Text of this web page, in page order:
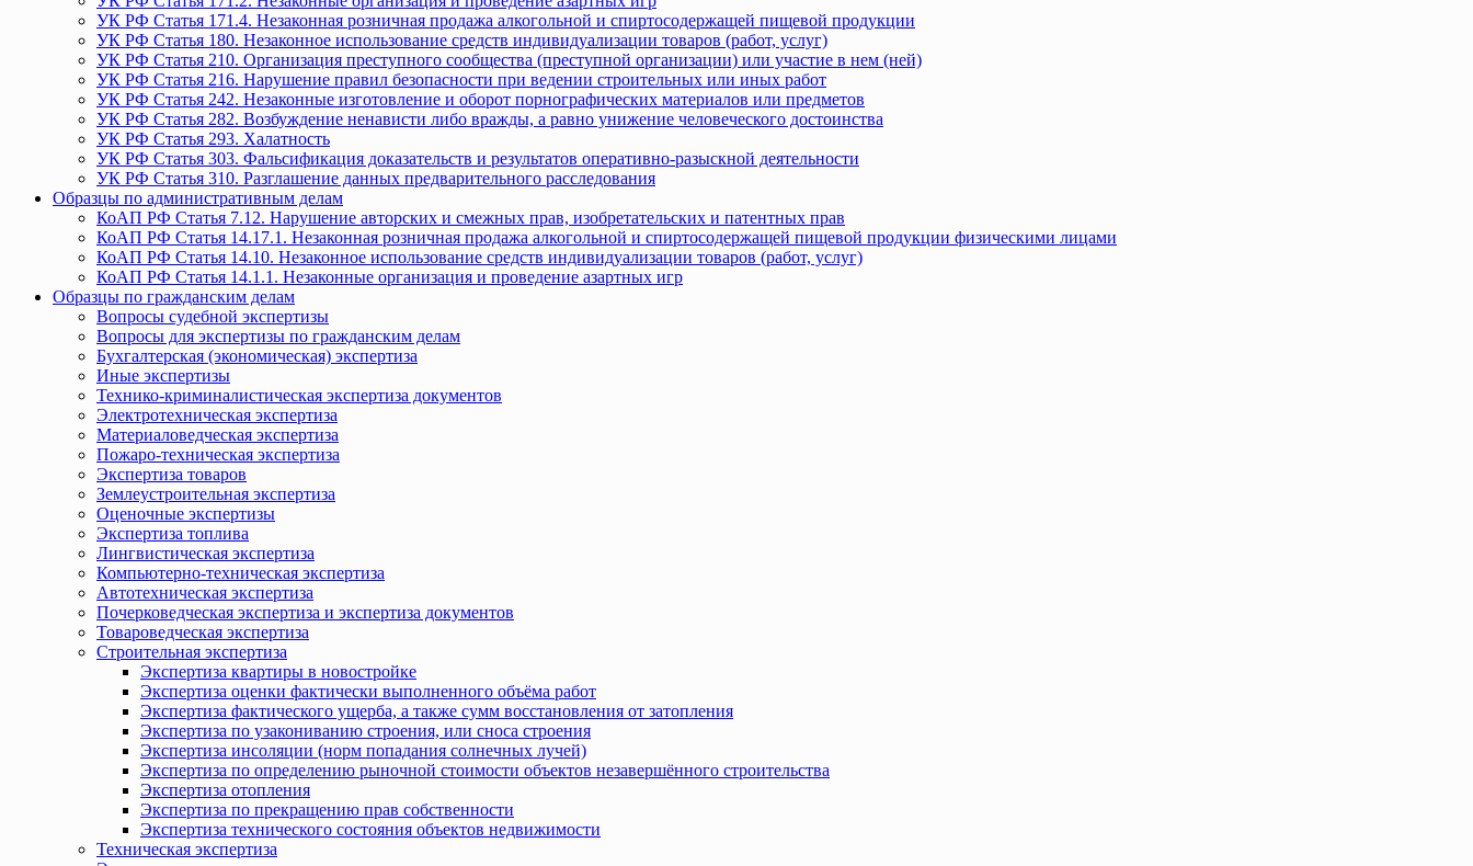
УК РФ Статья 171.4. Незаконная розничная продажа алкогольной и спиртосодержащей пищевой продукции
УК РФ Статья 180. Незаконное использование средств индивидуализации товаров (работ, услуг)
УК РФ Статья 210. Организация преступного сообщества (преступной организации) или участие в нем (ней)
УК РФ Статья 216. Нарушение правил безопасности при ведении строительных или иных работ
УК РФ Статья 242. Незаконные изготовление и оборот порнографических материалов или предметов
УК РФ Статья 282. Возбуждение ненависти либо вражды, а равно унижение человеческого достоинства
УК РФ Статья 293. Халатность
УК РФ Статья 303. Фальсификация доказательств и результатов оперативно-разыскной деятельности
УК РФ Статья 310. Разглашение данных предварительного расследования
Образцы по административным делам
КоАП РФ Статья 7.12. Нарушение авторских и смежных прав, изобретательских и патентных прав
КоАП РФ Статья 14.17.1. Незаконная розничная продажа алкогольной и спиртосодержащей пищевой продукции физическими лицами
КоАП РФ Статья 14.10. Незаконное использование средств индивидуализации товаров (работ, услуг)
КоАП РФ Статья 14.1.1. Незаконные организация и проведение азартных игр
Образцы по гражданским делам
Вопросы судебной экспертизы
Вопросы для экспертизы по гражданским делам
Бухгалтерская (экономическая) экспертиза
Иные экспертизы
Технико-криминалистическая экспертиза документов
Электротехническая экспертиза
Материаловедческая экспертиза
Пожаро-техническая экспертиза
Экспертиза товаров
Землеустроительная экспертиза
Оценочные экспертизы
Экспертиза топлива
Лингвистическая экспертиза
Компьютерно-техническая экспертиза
Автотехническая экспертиза
Почерковедческая экспертиза и экспертиза документов
Товароведческая экспертиза
Строительная экспертиза
Экспертиза квартиры в новостройке
Экспертиза оценки фактически выполненного объёма работ
Экспертиза фактического ущерба, а также сумм восстановления от затопления
Экспертиза по узакониванию строения, или сноса строения
Экспертиза инсоляции (норм попадания солнечных лучей)
Экспертиза по определению рыночной стоимости объектов незавершённого строительства
Экспертиза отопления
Экспертиза по прекращению прав собственности
Экспертиза технического состояния объектов недвижимости
Техническая экспертиза